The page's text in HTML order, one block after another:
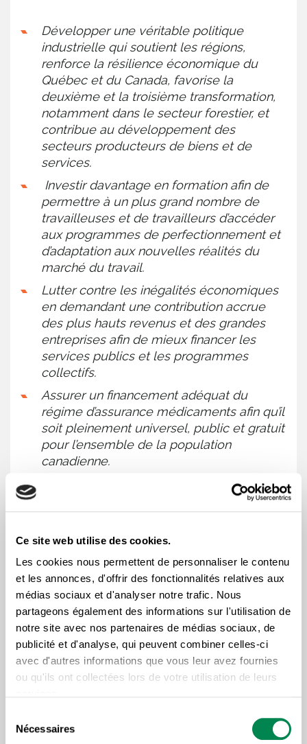
Ce site web utilise des cookies.
Les cookies nous permettent de personnaliser le contenu
et les annonces, d'offrir des fonctionnalités relatives aux
médias sociaux et d'analyser notre trafic. Nous
partageons également des informations sur l'utilisation de
notre site avec nos partenaires de médias sociaux, de
publicité et d'analyse, qui peuvent combiner celles-ci
avec d'autres informations que vous leur avez fournies
ou qu'ils ont collectées lors de votre utilisation de leurs
Nécessaires
Développer une véritable politique
industrielle qui soutient les régions,
renforce la résilience économique du
Québec et du Canada, favorise la
deuxième et la troisième transformation,
notamment dans le secteur forestier, et
contribue au développement des
secteurs producteurs de biens et de
services.
Investir davantage en formation afin de
permettre à un plus grand nombre de
travailleuses et de travailleurs d’accéder
aux programmes de perfectionnement et
d’adaptation aux nouvelles réalités du
marché du travail.
Lutter contre les inégalités économiques
en demandant une contribution accrue
des plus hauts revenus et des grandes
entreprises afin de mieux financer les
services publics et les programmes
collectifs.
Assurer un financement adéquat du
régime d’assurance médicaments afin qu’il
soit pleinement universel, public et gratuit
pour l’ensemble de la population
canadienne.
Les défis économiques actuels exigent des
vous en novembre prochain pour analyser les
mesures contenues dans le prochain budget
fédéral.
VOIR LE MÉMOIRE PRÉBUDGÉTAIRE DE LA CSD